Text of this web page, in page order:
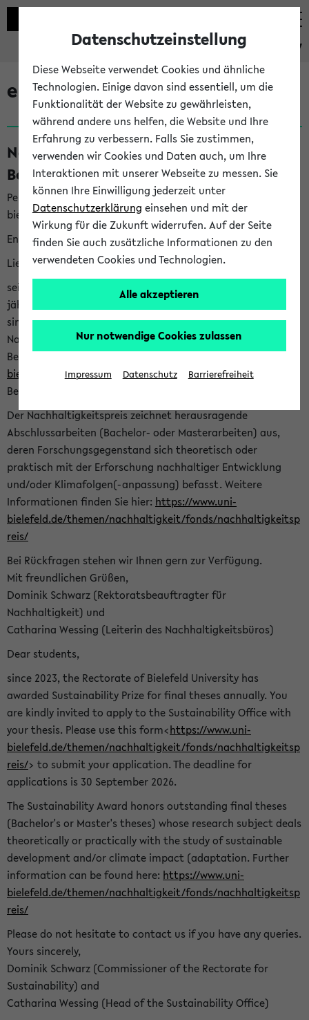
eKVV
eKVV News
Nachhaltigkeitspreis 2026:
Bewerbungsphase gestartet (06.08.26)
Per E-Mail eingestellt von nachhaltigkeitsbuero@uni-
bielefeld.de an den Verteiler 'Alle Studierenden':
English version below
Liebe Studierende,
seit 2023 verleiht das Rektorat der Universität Bielefeld
jährlich den Nachhaltigkeitspreis für Abschlussarbeiten. Sie
sind herzlich eingeladen sich mit Ihrer Abschlussarbeit beim
Nachhaltigkeitsbüro zu bewerben. Bitte nutzen Sie für Ihre
Bewerbung dieses Formular<https://formulare.uni-
bielefeld.de/frontend-server/form/provide/913/>. Die
Bewerbungsfrist endet am 30.09.2026.
Der Nachhaltigkeitspreis zeichnet herausragende
Abschlussarbeiten (Bachelor- oder Masterarbeiten) aus,
deren Forschungsgegenstand sich theoretisch oder
praktisch mit der Erforschung nachhaltiger Entwicklung
und/oder Klimafolgen(-anpassung) befasst. Weitere
Informationen finden Sie hier: https://www.uni-
bielefeld.de/themen/nachhaltigkeit/fonds/nachhaltigkeitsp
reis/
Bei Rückfragen stehen wir Ihnen gern zur Verfügung.
Mit freundlichen Grüßen,
Dominik Schwarz (Rektoratsbeauftragter für
Nachhaltigkeit) und
Catharina Wessing (Leiterin des Nachhaltigkeitsbüros)
Dear students,
since 2023, the Rectorate of Bielefeld University has
awarded Sustainability Prize for final theses annually. You
are kindly invited to apply to the Sustainability Office with
your thesis. Please use this form<https://www.uni-
bielefeld.de/themen/nachhaltigkeit/fonds/nachhaltigkeitsp
reis/> to submit your application. The deadline for
applications is 30 September 2026.
The Sustainability Award honors outstanding final theses
(Bachelor's or Master's theses) whose research subject deals
theoretically or practically with the study of sustainable
development and/or climate impact (adaptation. Further
information can be found here: https://www.uni-
bielefeld.de/themen/nachhaltigkeit/fonds/nachhaltigkeitsp
reis/
Please do not hesitate to contact us if you have any queries.
Yours sincerely,
Dominik Schwarz (Commissioner of the Rectorate for
Sustainability) and
Catharina Wessing (Head of the Sustainability Office)
Datenschutzeinstellung
Diese Webseite verwendet Cookies und ähnliche
Technologien. Einige davon sind essentiell, um die
Funktionalität der Website zu gewährleisten,
während andere uns helfen, die Website und Ihre
Erfahrung zu verbessern. Falls Sie zustimmen,
verwenden wir Cookies und Daten auch, um Ihre
Interaktionen mit unserer Webseite zu messen. Sie
können Ihre Einwilligung jederzeit unter
Datenschutzerklärung einsehen und mit der
Wirkung für die Zukunft widerrufen. Auf der Seite
finden Sie auch zusätzliche Informationen zu den
verwendeten Cookies und Technologien.
Alle akzeptieren
Nur notwendige Cookies zulassen
Impressum Datenschutz Barrierefreiheit